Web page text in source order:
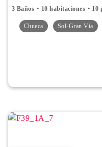
3 Baños
10 habitaciones 10
Chueca Sol-Gran Vía